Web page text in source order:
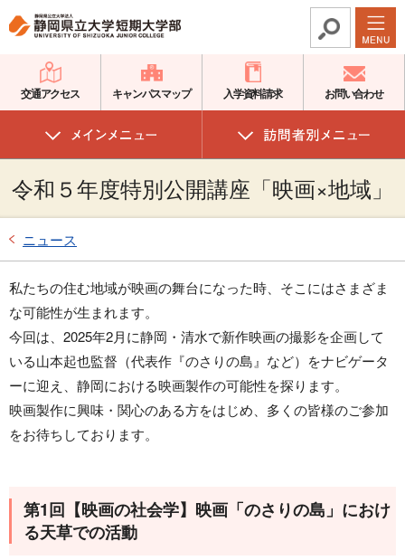
ロ
ル
ビ
シ
ョ
ン
へ
文
ー
ナ
ゲ
ョ
ン
へ
ッ
へ
交通アクセス キャンパスマップ 入学資料請求 お問い合わせ
令和５年度特別公開講座「映画×地域」
ニュース
私たちの住む地域が映画の舞台になった時、そこにはさまざま
な可能性が生まれます。
今回は、2025年2月に静岡・清水で新作映画の撮影を企画して
いる山本起也監督（代表作『のさりの島』など）をナビゲータ
ーに迎え、静岡における映画製作の可能性を探ります。
映画製作に興味・関心のある方をはじめ、多くの皆様のご参加
をお待ちしております。
第1回【映画の社会学】映画「のさりの島」におけ
る天草での活動